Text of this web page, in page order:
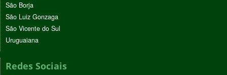
São Borja
São Luiz Gonzaga
São Vicente do Sul
Uruguaiana
Redes Sociais